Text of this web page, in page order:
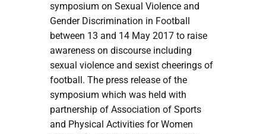
symposium on Sexual Violence and
Gender Discrimination in Football
between 13 and 14 May 2017 to raise
awareness on discourse including
sexual violence and sexist cheerings of
football. The press release of the
symposium which was held with
partnership of Association of Sports
and Physical Activities for Women